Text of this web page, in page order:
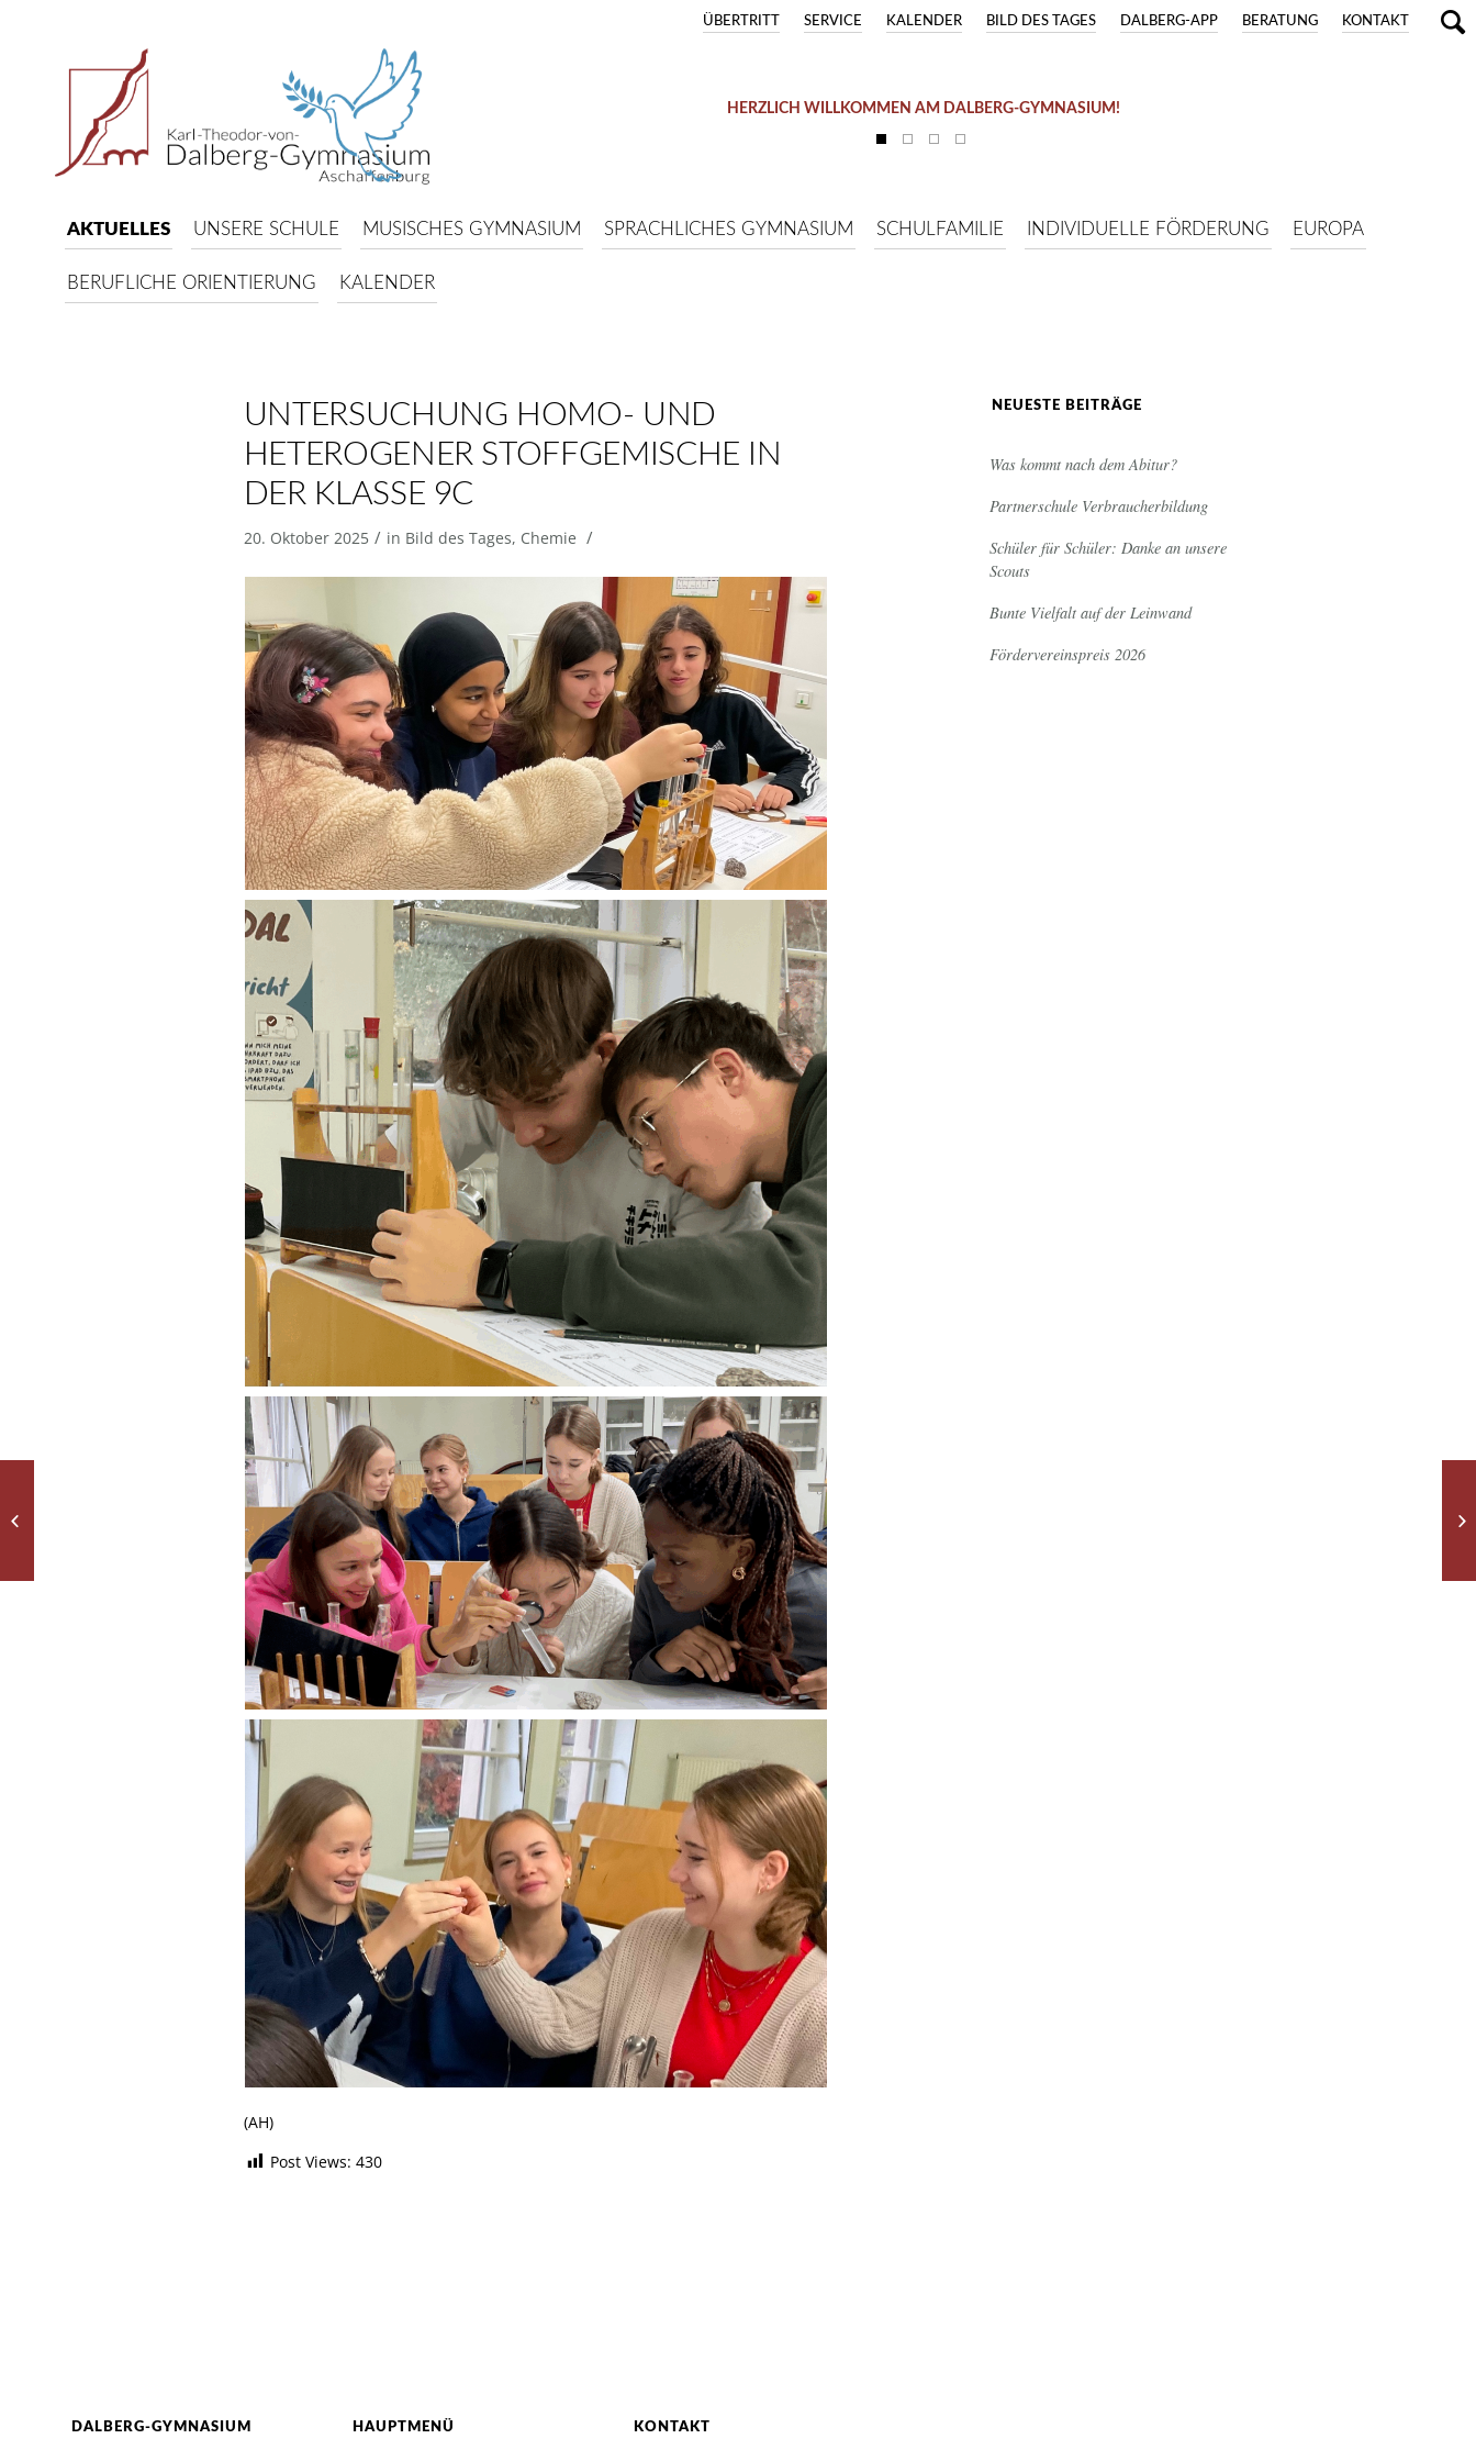
KONTAKT
BERATUNG
DALBERG-APP
BILD DES TAGES
KALENDER
SERVICE
ÜBERTRITT
HERZLICH WILLKOMMEN AM DALBERG-GYMNASIUM!
AKTUELLES UNSERE SCHULE MUSISCHES GYMNASIUM SPRACHLICHES GYMNASIUM SCHULFAMILIE INDIVIDUELLE FÖRDERUNG EUROPA
BERUFLICHE ORIENTIERUNG KALENDER
UNTERSUCHUNG HOMO- UND
HETEROGENER STOFFGEMISCHE IN
DER KLASSE 9C
20. Oktober 2025 / in Bild des Tages, Chemie /
(AH)
Post Views: 430
NEUESTE BEITRÄGE
Was kommt nach dem Abitur?
Partnerschule Verbraucherbildung
Schüler für Schüler: Danke an unsere
Scouts
Bunte Vielfalt auf der Leinwand
Fördervereinspreis 2026
DALBERG-GYMNASIUM HAUPTMENÜ KONTAKT